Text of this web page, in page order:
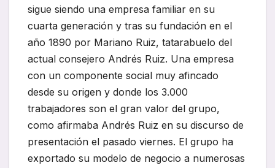
sigue siendo una empresa familiar en su
cuarta generación y tras su fundación en el
año 1890 por Mariano Ruiz, tatarabuelo del
actual consejero Andrés Ruiz. Una empresa
con un componente social muy afincado
desde su origen y donde los 3.000
trabajadores son el gran valor del grupo,
como afirmaba Andrés Ruiz en su discurso de
presentación el pasado viernes. El grupo ha
exportado su modelo de negocio a numerosas